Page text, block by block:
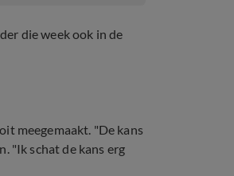
die week ook in de
meegemaakt. "De kans
"Ik schat de kans erg